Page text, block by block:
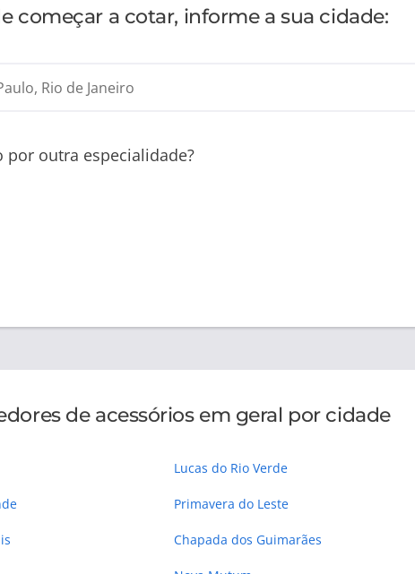
começar a cotar, informe a sua cidade:
Rio de Janeiro
por outra especialidade?
de acessórios em geral por cidade
Lucas do Rio Verde
Primavera do Leste
Chapada dos Guimarães